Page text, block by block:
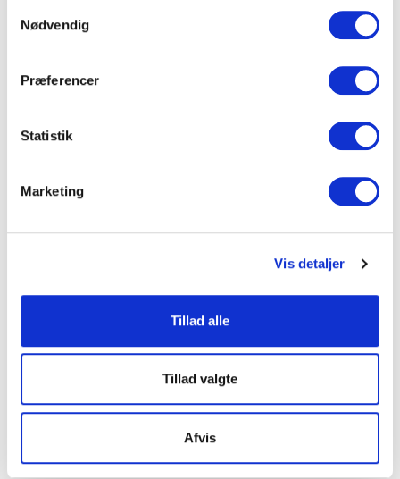
Nødvendig
Præferencer
Statistik
Marketing
Vis detaljer
Tillad alle
Tillad valgte
Afvis
overnatning
Kystbanen. Samtidig giver Helsingørmotorvejen og
hoteller og selskabssteder tilbyder gode
Københavns Lufthavn typisk mellem 45 og 75
gør området ideelt til firmajulefrokoster med gæster
fra hele landet.
Hvornår bør I booke
julefrokosten?